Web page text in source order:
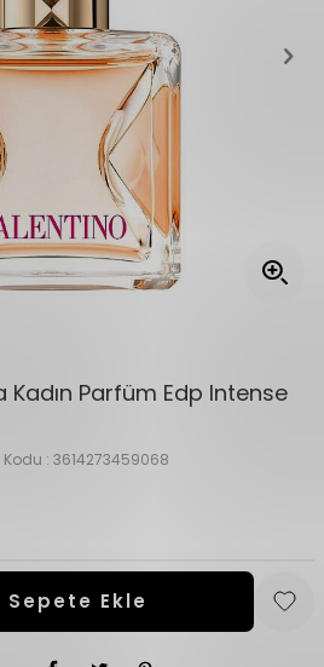
Parfüm Edp Intense
: 3614273459068
Sepete Ekle